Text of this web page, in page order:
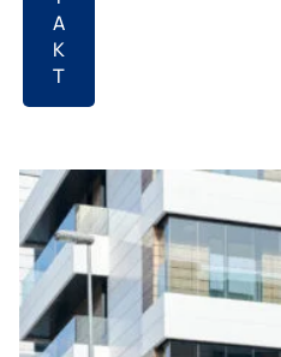
A
K
T